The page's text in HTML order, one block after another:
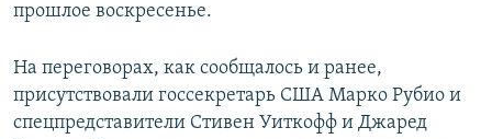
прошлое воскресенье.
На переговорах, как сообщалось и ранее,
присутствовали госсекретарь США Марко Рубио и
спецпредставители Стивен Уиткофф и Джаред